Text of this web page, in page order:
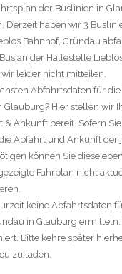
der Buslinien in
Derzeit haben wir 3
Bahnhof, Gründau
an der Haltestelle
leider nicht mitteilen.
Abfahrtsdaten für
Glauburg? Hier stellen wir
& Ankunft bereit. Sofern
Abfahrt und Ankunft der
können Sie diese
Fahrplan nicht
keine Abfahrtsdaten
in Glauburg
Bitte kehre später
zu laden.